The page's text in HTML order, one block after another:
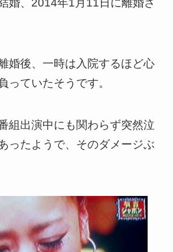
婚、2014年1月11日に離婚さ
婚後、一時は入院するほど心
っていたそうです。
組出演中にも関わらず突然泣
ったようで、そのダメージぶ